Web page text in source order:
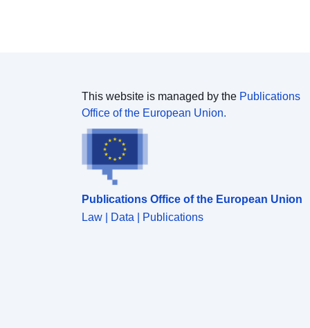
This website is managed by the Publications
Office of the European Union.
Publications Office of the European Union
Law | Data | Publications